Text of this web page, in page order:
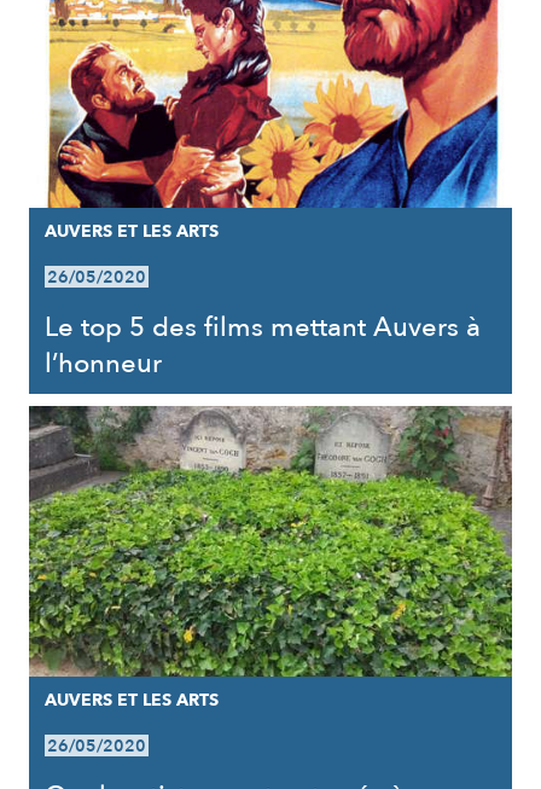
AUVERS ET LES ARTS
26/05/2020
Le top 5 des films mettant Auvers à
l’honneur
AUVERS ET LES ARTS
26/05/2020